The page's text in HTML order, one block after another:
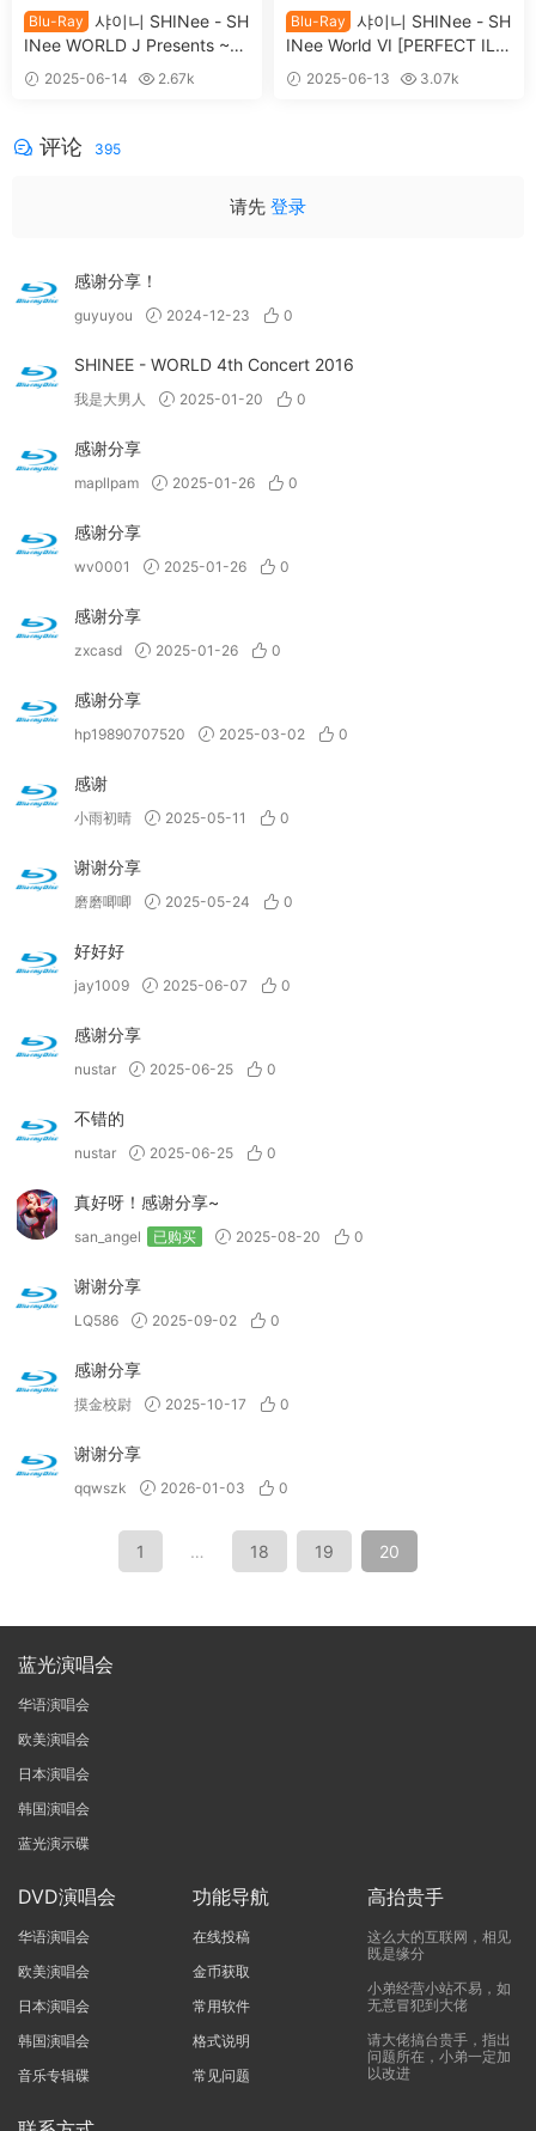
Blu-Ray
샤이니 SHINee - SH
INee WORLD J Presents ~Bi
stro de SHINee~ [2021.11.2
2025-06-14
2.67k
Blu-Ray
샤이니 SHINee - SH
INee World VI [PERFECT ILL
UMINATION] in Seoul [2024.
2025-06-13
3.07k
评论 395
请先 登录
感谢分享！
guyuyou 2024-12-23 0
SHINEE - WORLD 4th Concert 2016
我是大男人 2025-01-20 0
感谢分享
mapllpam 2025-01-26 0
感谢分享
wv0001 2025-01-26 0
感谢分享
zxcasd 2025-01-26 0
感谢分享
hp19890707520 2025-03-02 0
感谢
小雨初晴 2025-05-11 0
谢谢分享
磨磨唧唧 2025-05-24 0
好好好
jay1009 2025-06-07 0
感谢分享
nustar 2025-06-25 0
不错的
nustar 2025-06-25 0
真好呀！感谢分享~
san_angel 已购买 2025-08-20 0
谢谢分享
LQ586 2025-09-02 0
感谢分享
摸金校尉 2025-10-17 0
谢谢分享
qqwszk 2026-01-03 0
1 … 18 19 20
蓝光演唱会
华语演唱会
欧美演唱会
日本演唱会
韩国演唱会
蓝光演示碟
DVD演唱会
华语演唱会
欧美演唱会
日本演唱会
韩国演唱会
音乐专辑碟
功能导航
在线投稿
金币获取
常用软件
格式说明
常见问题
高抬贵手
这么大的互联网，相见
既是缘分
小弟经营小站不易，如
无意冒犯到大佬
请大佬搞台贵手，指出
问题所在，小弟一定加
以改进